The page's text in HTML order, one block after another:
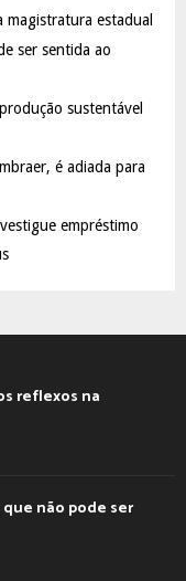
A
C
magistratura estadual
ser sentida ao
sustentável
é adiada para
empréstimo
reflexos na
não pode ser